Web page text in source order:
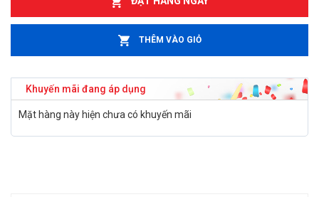
THÊM VÀO GIỎ
Khuyến mãi đang áp dụng
Mặt hàng này hiện chưa có khuyến mãi